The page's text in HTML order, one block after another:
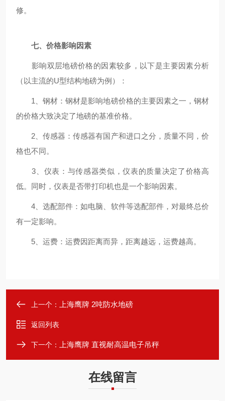
修。
七、价格影响因素
影响双层地磅价格的因素较多，以下是主要因素分析
（以主流的U型结构地磅为例）：
1、钢材：钢材是影响地磅价格的主要因素之一，钢材
的价格大致决定了地磅的基准价格。
2、传感器：传感器有国产和进口之分，质量不同，价
格也不同。
3、仪表：与传感器类似，仪表的质量决定了价格高
低。同时，仪表是否带打印机也是一个影响因素。
4、选配部件：如电脑、软件等选配部件，对最终总价
有一定影响。
5、运费：运费因距离而异，距离越远，运费越高。
上一个： 上海鹰牌 2吨防水地磅
返回列表
下一个： 上海鹰牌 直视耐高温电子吊秤
在线留言